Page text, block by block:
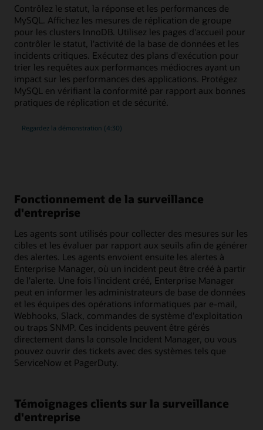
Contrôlez le statut, la réponse et les performances de
MySQL. Affichez les mesures de réplication de groupe
pour les clusters InnoDB. Utilisez les pages d'accueil pour
contrôler le statut, l'activité de la base de données et les
incidents critiques. Exécutez des plans d'exécution pour
trier les requêtes aux performances médiocres ayant un
impact sur les performances des applications. Protégez
MySQL en vérifiant la conformité par rapport aux bonnes
pratiques de réplication et de sécurité.
Regardez la démonstration
contrôle
pour
MySQL
(4:30)
Fonctionnement de la surveillance
d'entreprise
Les agents sont utilisés pour collecter des mesures sur les
cibles et les évaluer par rapport aux seuils afin de générer
des alertes. Les agents envoient ensuite les alertes à
Enterprise Manager, où un incident peut être créé à partir
de l'alerte. Une fois l'incident créé, Enterprise Manager
peut en informer les administrateurs de base de données
et les équipes des opérations informatiques par e-mail,
Webhooks, Slack, commandes de système d'exploitation
ou traps SNMP. Ces incidents peuvent être gérés
directement dans la console Incident Manager, ou vous
pouvez ouvrir des tickets avec des systèmes tels que
ServiceNow et PagerDuty.
Témoignages clients sur la surveillance
d'entreprise